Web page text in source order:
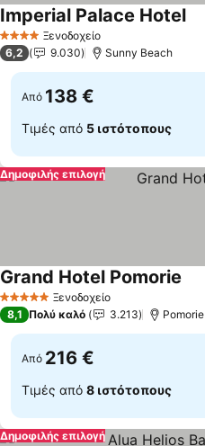
4 ΑστέριαΞενοδοχείο
Imperial Palace Hotel
6,2 9.030 Sunny Beach
Από 138 €
Τιμές από 5 ιστότοπους
Δημοφιλής επιλογή
5 Αστέρια Ξενοδοχείο
Grand Hotel Pomorie
8,1 Πολύ καλό 3.213 Pomorie
Από 216 €
Τιμές από 8 ιστότοπους
Δημοφιλής επιλογή